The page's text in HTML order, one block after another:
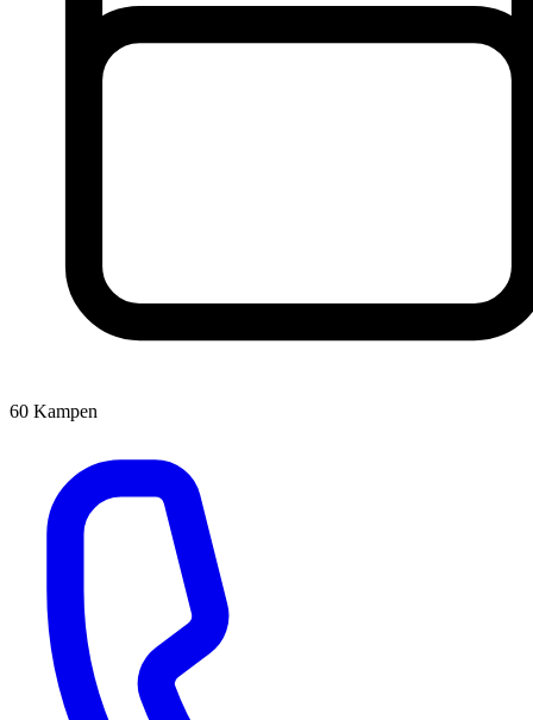
60 Kampen